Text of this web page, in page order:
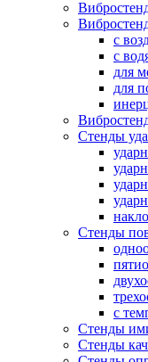
с
с
для
для
Стенды
Стенды
с
Стенды
Стенды